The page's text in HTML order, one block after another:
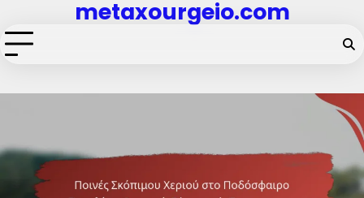
to
content
metaxourgeio.com